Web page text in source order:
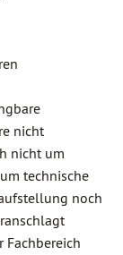
nicht
nicht um
technische
noch
Fachbereich